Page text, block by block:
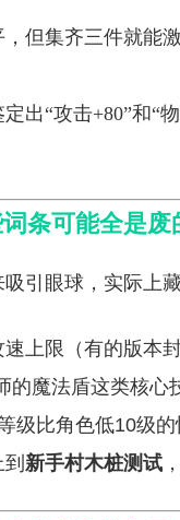
，但集齐三件就
出“攻击+80”和“
条可能全是废
引眼球，实际上
速上限（有的版本
的魔法盾这类核
级比角色低10级
新手村木桩测试